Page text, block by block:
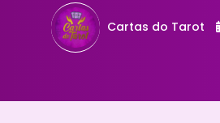
Cartas do Tarot